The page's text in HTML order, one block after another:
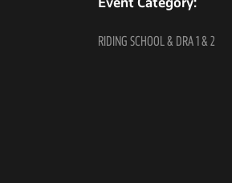
RIDING SCHOOL & DRA 1 & 2